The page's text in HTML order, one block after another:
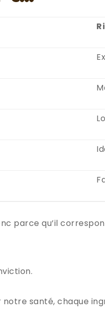
parce qu’il
notre santé, chaque